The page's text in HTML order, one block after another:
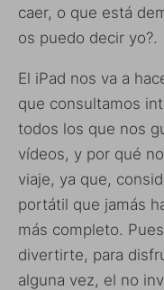
caer, o que está
os puedo decir yo?.
El iPad nos va a
que consultamos
todos los que nos
vídeos, y por qué
viaje, ya que,
portátil que jamás
más completo.
divertirte, para
alguna vez, el no